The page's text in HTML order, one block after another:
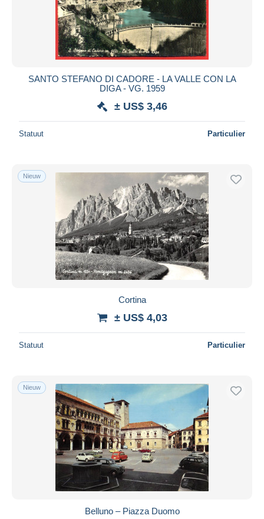
SANTO STEFANO DI CADORE - LA VALLE CON LA
DIGA - VG. 1959
± US$ 3,46
Statuut Particulier
Nieuw
Cortina
± US$ 4,03
Statuut Particulier
Nieuw
Belluno – Piazza Duomo